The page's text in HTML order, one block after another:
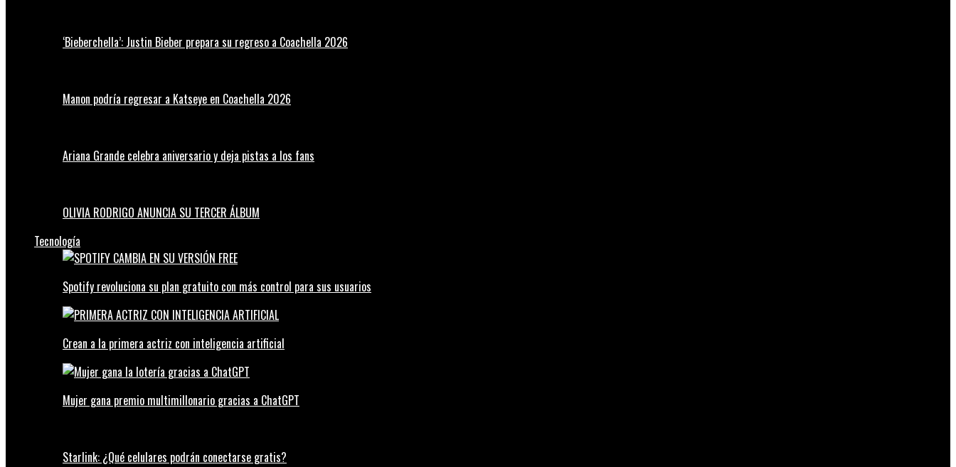
‘Bieberchella’: Justin Bieber prepara su regreso a Coachella 2026
Manon podría regresar a Katseye en Coachella 2026
Ariana Grande celebra aniversario y deja pistas a los fans
OLIVIA RODRIGO ANUNCIA SU TERCER ÁLBUM
Tecnología
Spotify revoluciona su plan gratuito con más control para sus usuarios
Crean a la primera actriz con inteligencia artificial
Mujer gana premio multimillonario gracias a ChatGPT
Starlink: ¿Qué celulares podrán conectarse gratis?